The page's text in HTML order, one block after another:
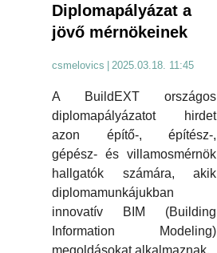
Diplomapályázat a
jövő mérnökeinek
csmelovics 2025.03.18. 11:45
A BuildEXT országos
diplomapályázatot hirdet
azon építő-, építész-,
gépész- és villamosmérnök
hallgatók számára, akik
diplomamunkájukban
innovatív BIM (Building
Information Modeling)
megoldásokat alkalmaznak.